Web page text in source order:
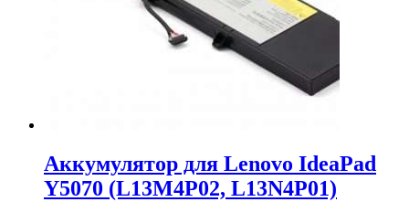
Аккумулятор для Lenovo IdeaPad
Y5070 (L13M4P02, L13N4P01)